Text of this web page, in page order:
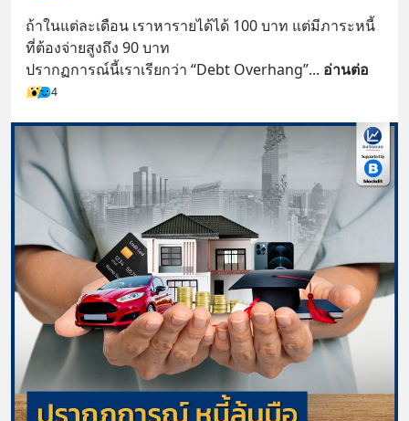
ถ้าในแต่ละเดือน เราหารายได้ได้ 100 บาท แต่มีภาระหนี้
ที่ต้องจ่ายสูงถึง 90 บาท
ปรากฏการณ์นี้เราเรียกว่า “Debt Overhang”... อ่านต่อ
4